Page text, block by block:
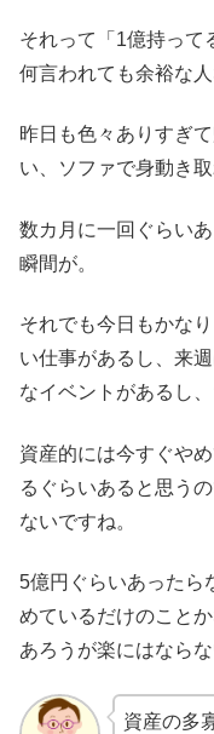
それって「1億持って
何言われても余裕な
昨日も色々ありすぎ
い、ソファで身動き
数カ月に一回ぐらい
瞬間が。
それでも今日もかな
い仕事があるし、来
なイベントがあるし
資産的には今すぐや
るぐらいあると思う
ないですね。
5億円ぐらいあったら
めているだけのこと
あろうが楽にはなら
資産の多